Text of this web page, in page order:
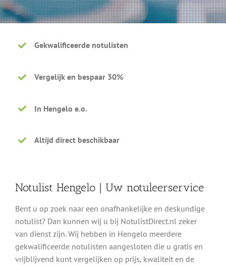
Gekwalificeerde notulisten
Vergelijk en bespaar 30%
In Hengelo e.o.
Altijd direct beschikbaar
Notulist Hengelo | Uw notuleerservice
Bent u op zoek naar een onafhankelijke en deskundige
notulist? Dan kunnen wij u bij NotulistDirect.nl zeker
van dienst zijn. Wij hebben in Hengelo meerdere
gekwalificeerde notulisten aangesloten die u gratis en
vrijblijvend kunt vergelijken op prijs, kwaliteit en de